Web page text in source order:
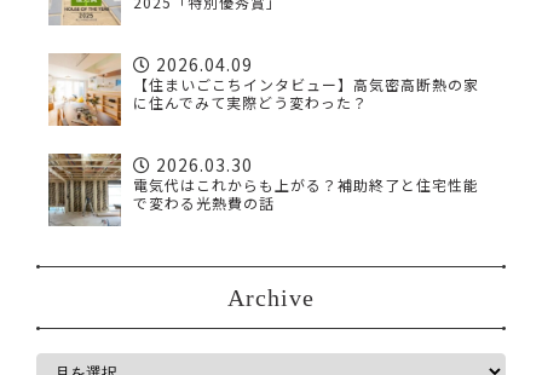
2026.04.09
【住まいごこちインタビュー】高気密高断熱の家
に住んでみて実際どう変わった？
2026.03.30
電気代はこれからも上がる？補助終了と住宅性能
で変わる光熱費の話
Archive